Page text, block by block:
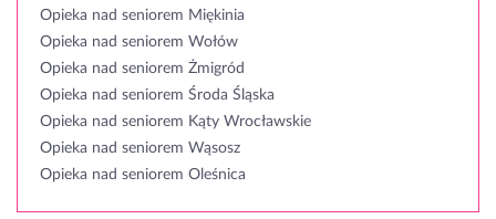
Opieka nad seniorem Miękinia
Opieka nad seniorem Wołów
Opieka nad seniorem Żmigród
Opieka nad seniorem Środa Śląska
Opieka nad seniorem Kąty Wrocławskie
Opieka nad seniorem Wąsosz
Opieka nad seniorem Oleśnica